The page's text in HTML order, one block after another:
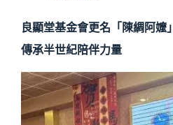
良顯堂基金會更名「陳綢阿
傳承半世紀陪伴力量